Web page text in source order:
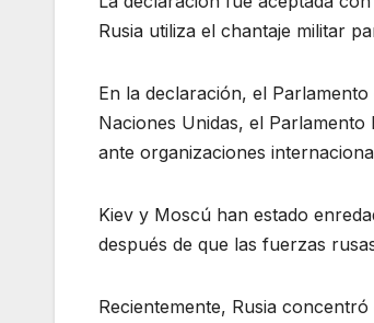
Rusia utiliza el chantaje militar
En la declaración, el
Naciones Unidas, el
ante organizaciones
Kiev y Moscú han estado
después de que las fuerzas
Recientemente, Rusia